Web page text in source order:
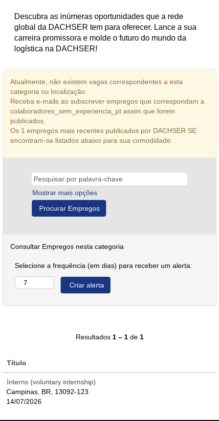
Descubra as inúmeras oportunidades que a rede
global da DACHSER tem para oferecer. Lance a sua
carreira promissora e molde o futuro do mundo da
logística na DACHSER!
Atualmente, não existem vagas correspondentes a esta
categoria ou localização.
Receba e-mails ao subscrever empregos que correspondam a
colaboradores_sem_experiencia_pt assim que forem
publicados.
Os 1 empregos mais recentes publicados por DACHSER SE
encontram-se listados abaixo para sua comodidade.
Mostrar mais opções
Consultar Empregos nesta categoria
Selecione a frequência (em dias) para receber um alerta:
Resultados 1 – 1de 1
Título
Interns (voluntary internship)
Campinas, BR, 13092-123
14/07/2026